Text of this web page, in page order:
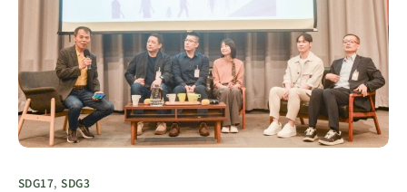
SDG17,SDG3